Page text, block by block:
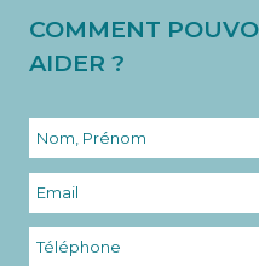
COMMENT
AIDER ?